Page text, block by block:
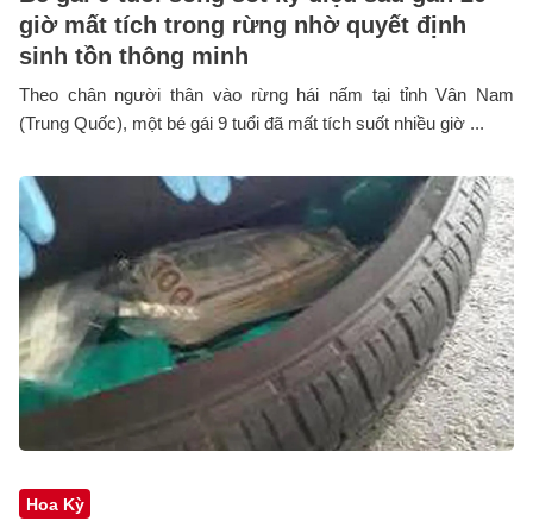
giờ mất tích trong rừng nhờ quyết định
sinh tồn thông minh
Theo chân người thân vào rừng hái nấm tại tỉnh Vân Nam
(Trung Quốc), một bé gái 9 tuổi đã mất tích suốt nhiều giờ ...
Hoa Kỳ